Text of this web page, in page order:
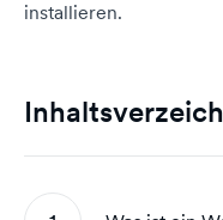
installieren.